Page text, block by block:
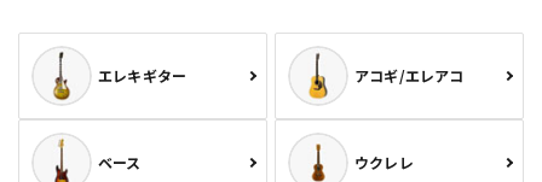
エレキギター アコギ/エレアコ
ベース ウクレレ